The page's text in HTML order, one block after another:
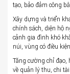
tạo, bảo đảm công
Xây dựng và triển
chính sách, diện hộ
cảnh gia đình khó
núi, vùng có điều
Tăng cường chỉ đạo,
về quản lý thu, chi